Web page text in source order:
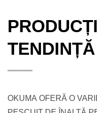
TENDINȚĂ
OKUMA OFERĂ O